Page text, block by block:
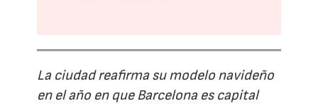
La ciudad reafirma su modelo navideño
en el año en que Barcelona es capital